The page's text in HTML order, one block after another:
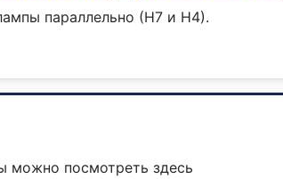
параллельно (Н7 и Н4).
можно посмотреть здесь